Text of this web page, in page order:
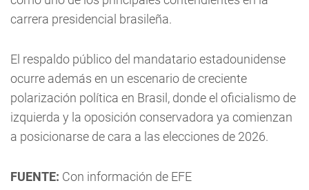
carrera presidencial brasileña.
El respaldo público del mandatario estadounidense
ocurre además en un escenario de creciente
polarización política en Brasil, donde el oficialismo de
izquierda y la oposición conservadora ya comienzan
a posicionarse de cara a las elecciones de 2026.
FUENTE: Con información de EFE